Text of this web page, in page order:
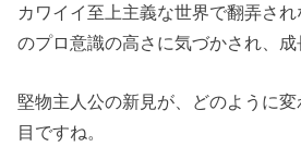
カワイイ至上主義な世界で翻弄さ
のプロ意識の高さに気づかされ、成
堅物主人公の新見が、どのように
目ですね。